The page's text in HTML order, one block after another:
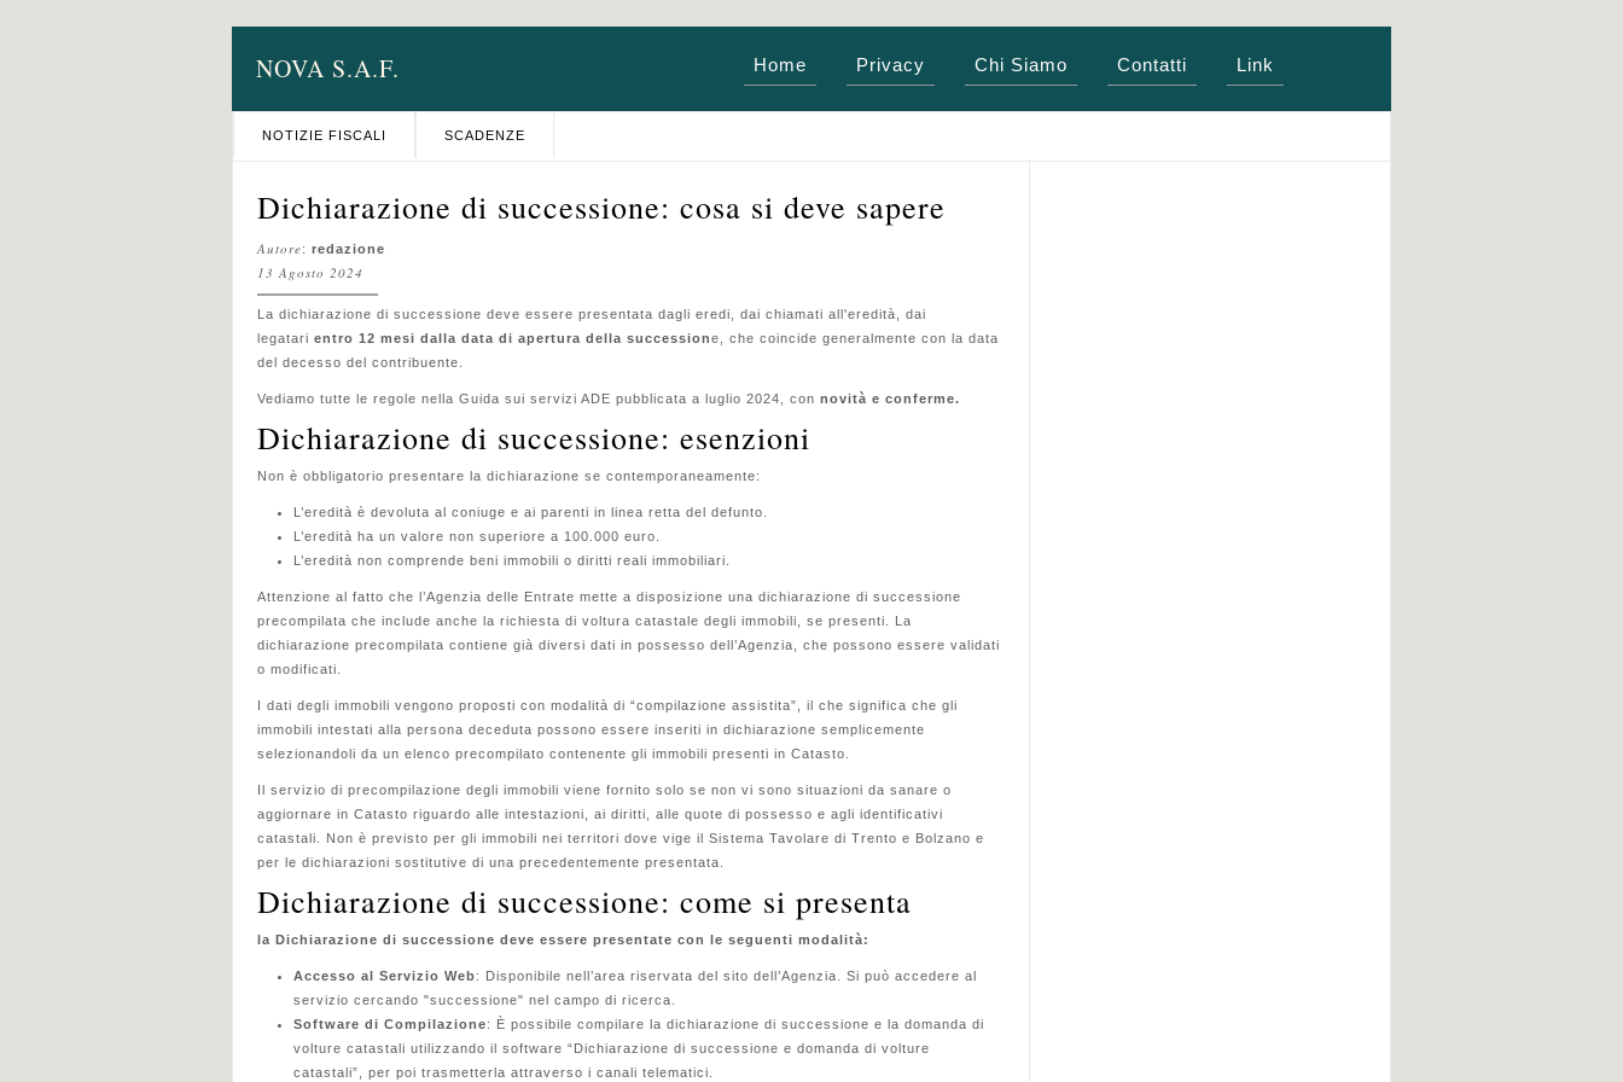
NOVA S.A.F. Home Privacy Chi Siamo Contatti Link
NOTIZIE FISCALI SCADENZE
Dichiarazione di successione: cosa si deve sapere
Autore: redazione
13 Agosto 2024
La dichiarazione di successione deve essere presentata dagli eredi, dai chiamati all'eredità, dai
legatari entro 12 mesi dalla data di apertura della successione, che coincide generalmente con la data
del decesso del contribuente.
Vediamo tutte le regole nella Guida sui servizi ADE pubblicata a luglio 2024, con novità e conferme.
Dichiarazione di successione: esenzioni
Non è obbligatorio presentare la dichiarazione se contemporaneamente:
L’eredità è devoluta al coniuge e ai parenti in linea retta del defunto.
L’eredità ha un valore non superiore a 100.000 euro.
L’eredità non comprende beni immobili o diritti reali immobiliari.
Attenzione al fatto che l’Agenzia delle Entrate mette a disposizione una dichiarazione di successione
precompilata che include anche la richiesta di voltura catastale degli immobili, se presenti. La
dichiarazione precompilata contiene già diversi dati in possesso dell’Agenzia, che possono essere validati
o modificati.
I dati degli immobili vengono proposti con modalità di “compilazione assistita”, il che significa che gli
immobili intestati alla persona deceduta possono essere inseriti in dichiarazione semplicemente
selezionandoli da un elenco precompilato contenente gli immobili presenti in Catasto.
Il servizio di precompilazione degli immobili viene fornito solo se non vi sono situazioni da sanare o
aggiornare in Catasto riguardo alle intestazioni, ai diritti, alle quote di possesso e agli identificativi
catastali. Non è previsto per gli immobili nei territori dove vige il Sistema Tavolare di Trento e Bolzano e
per le dichiarazioni sostitutive di una precedentemente presentata.
Dichiarazione di successione: come si presenta
la Dichiarazione di successione deve essere presentate con le seguenti modalità:
Accesso al Servizio Web: Disponibile nell’area riservata del sito dell’Agenzia. Si può accedere al
servizio cercando "successione" nel campo di ricerca.
Software di Compilazione: È possibile compilare la dichiarazione di successione e la domanda di
volture catastali utilizzando il software “Dichiarazione di successione e domanda di volture
catastali”, per poi trasmetterla attraverso i canali telematici.